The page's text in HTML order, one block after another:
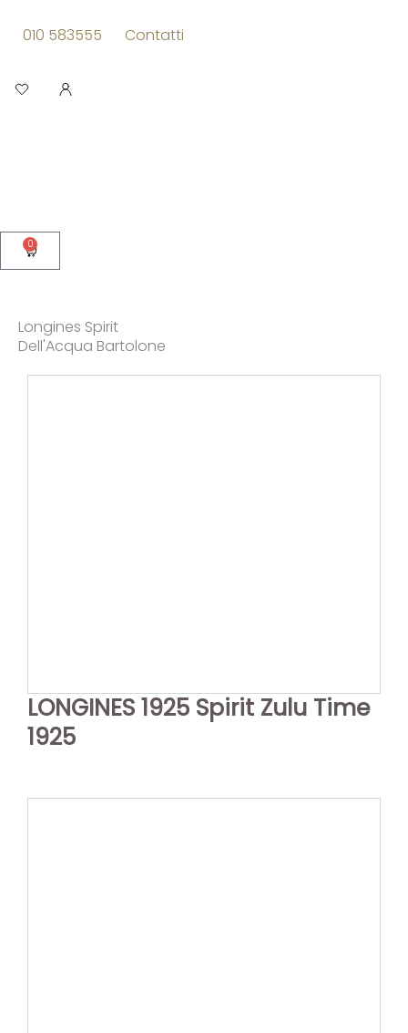
010 583555 Contatti
0
Carrello
Longines Spirit
Dell'Acqua Bartolone
LONGINES 1925 Spirit Zulu Time
1925
Pagina
Pagina